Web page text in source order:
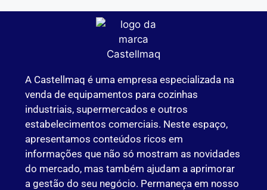
A Castellmaq é uma empresa especializada na
venda de equipamentos para cozinhas
industriais, supermercados e outros
estabelecimentos comerciais. Neste espaço,
apresentamos conteúdos ricos em
informações que não só mostram as novidades
do mercado, mas também ajudam a aprimorar
a gestão do seu negócio. Permaneça em nosso